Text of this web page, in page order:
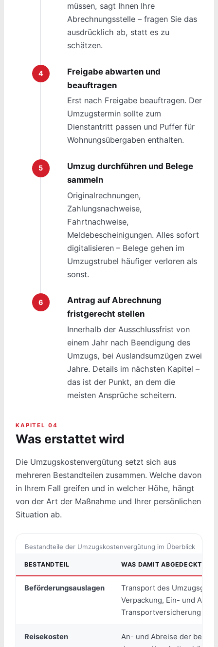
müssen, sagt Ihnen Ihre
Abrechnungsstelle – fragen Sie das
ausdrücklich ab, statt es zu
schätzen.
Freigabe abwarten und
beauftragen
Erst nach Freigabe beauftragen. Der
Umzugstermin sollte zum
Dienstantritt passen und Puffer für
Wohnungsübergaben enthalten.
Umzug durchführen und Belege
sammeln
Originalrechnungen,
Zahlungsnachweise,
Fahrtnachweise,
Meldebescheinigungen. Alles sofort
digitalisieren – Belege gehen im
Umzugstrubel häufiger verloren als
sonst.
Antrag auf Abrechnung
fristgerecht stellen
Innerhalb der Ausschlussfrist von
einem Jahr nach Beendigung des
Umzugs, bei Auslandsumzügen zwei
Jahre. Details im nächsten Kapitel –
das ist der Punkt, an dem die
meisten Ansprüche scheitern.
KAPITEL 04
Was erstattet wird
Die Umzugskostenvergütung setzt sich aus
mehreren Bestandteilen zusammen. Welche davon
in Ihrem Fall greifen und in welcher Höhe, hängt
von der Art der Maßnahme und Ihrer persönlichen
Situation ab.
Bestandteile der Umzugskostenvergütung im Überblick
BESTANDTEIL WAS DAMIT ABGEDECKT IST
Beförderungsauslagen
Transport des
Verpackung, Ein- und
Transportversicherung
Reisekosten
An- und Abreise der